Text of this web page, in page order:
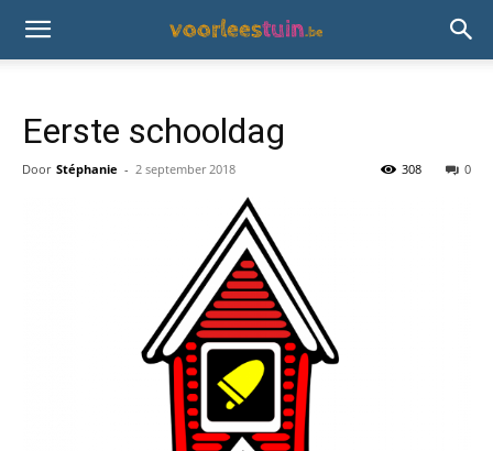
Eerste schooldag
Door Stéphanie - 2 september 2018 0
308